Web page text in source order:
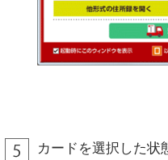
カードを選択した状